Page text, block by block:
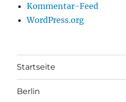
Kommentar-Feed
WordPress.org
Startseite
Berlin